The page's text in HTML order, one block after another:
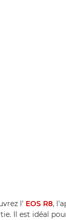
l' EOS R8,
Il est idéal